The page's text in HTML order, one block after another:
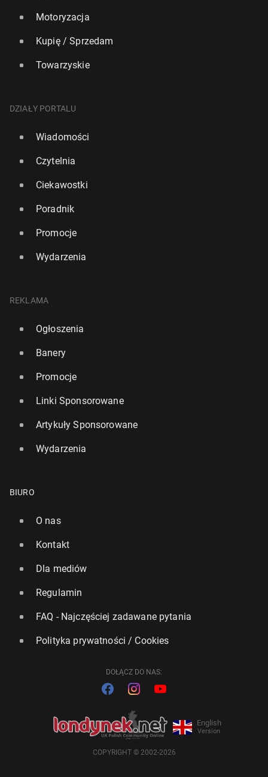
Motoryzacja
Kupię / Sprzedam
Towarzyskie
DZIAŁY PORTALU
Wiadomości
Czytelnia
Ciekawostki
Poradnik
Promocje
Wydarzenia
REKLAMA
Ogłoszenia
Banery
Promocje
Linki Sponsorowane
Artykuły Sponsorowane
Wydarzenia
BIURO
O nas
Kontakt
Dla mediów
Regulamin
FAQ - Najczęściej zadawane pytania
Polityka prywatności / Cookies
DOŁĄCZ DO NAS:
English
Version
COPYRIGHT © 2002-2026